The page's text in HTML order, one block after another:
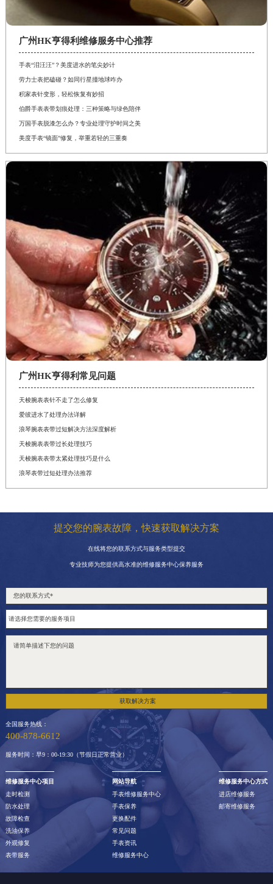
广州HK亨得利维修服务中心推荐
手表“泪汪汪”？美度进水的笔尖妙计
劳力士表把磕碰？如同行星撞地球咋办
积家表针变形，轻松恢复有妙招
伯爵手表表带划痕处理：三种策略与绿色陪伴
万国手表脱漆怎么办？专业处理守护时间之美
美度手表“镜面”修复，举重若轻的三重奏
广州HK亨得利常见问题
天梭腕表表针不走了怎么修复
爱彼进水了处理办法详解
浪琴腕表表带过短解决方法深度解析
天梭腕表表带过长处理技巧
天梭腕表表带太紧处理技巧是什么
浪琴表带过短处理办法推荐
提交您的腕表故障，快速获取解决方案
在线将您的联系方式与服务类型提交
专业技师为您提供高水准的维修服务中心保养服务
获取解决方案
全国服务热线：
400-878-6612
服务时间：早9：00-19:30（节假日正常营业）
维修服务中心项目
走时检测
防水处理
故障检查
洗油保养
外观修复
表带服务
网站导航
手表维修服务中心
手表保养
更换配件
常见问题
手表资讯
维修服务中心
维修服务中心方式
进店维修服务
邮寄维修服务